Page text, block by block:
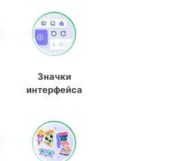
Значки
интерфейса